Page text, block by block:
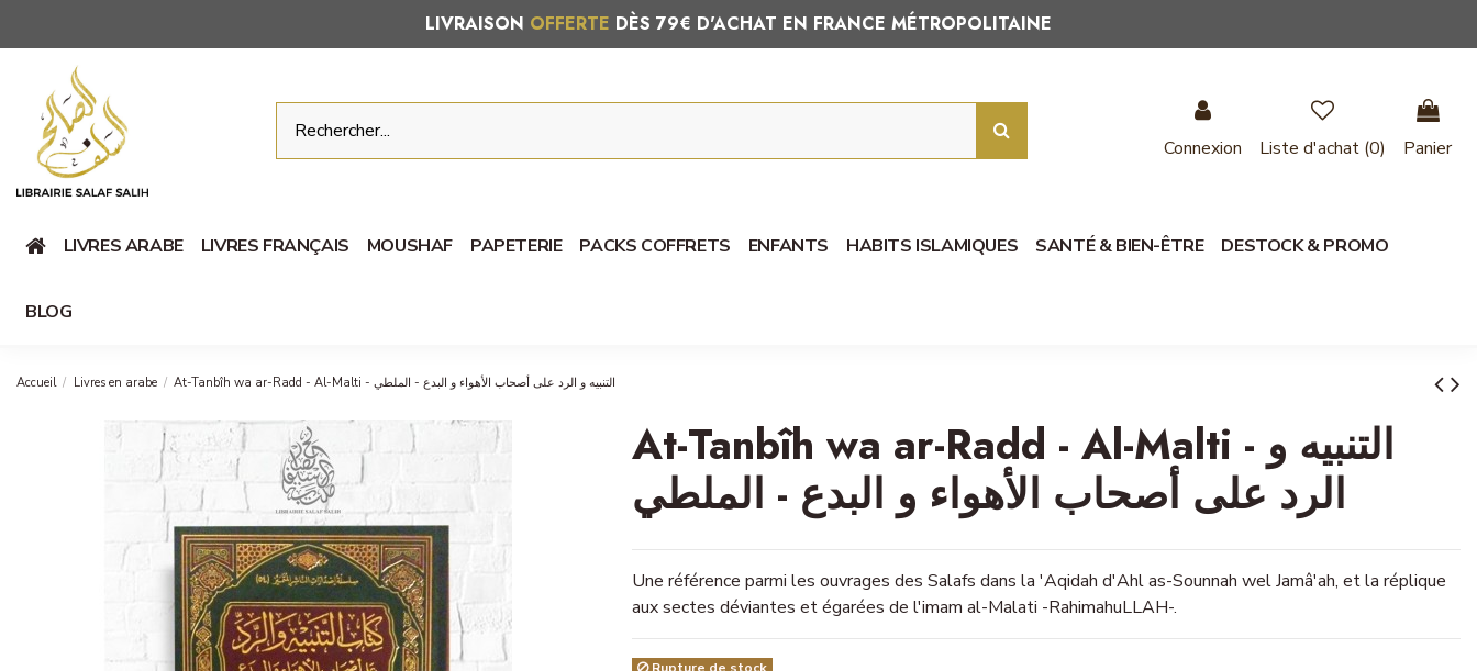
LIVRAISON OFFERTE DÈS 79€ D'ACHAT EN FRANCE MÉTROPOLITAINE
Connexion Liste d'achat (0) Panier
LIVRES ARABE LIVRES FRANÇAIS MOUSHAF PAPETERIE PACKS COFFRETS ENFANTS HABITS ISLAMIQUES SANTÉ & BIEN-ÊTRE DESTOCK & PROMO
BLOG
Accueil Livres en arabe At-Tanbîh wa ar-Radd - Al-Malti - التنبيه و الرد على أصحاب الأهواء و البدع - الملطي
At-Tanbîh wa ar-Radd - Al-Malti - التنبيه و
الرد على أصحاب الأهواء و البدع - الملطي
Une référence parmi les ouvrages des Salafs dans la 'Aqidah d'Ahl as-Sounnah wel Jamâ'ah, et la réplique
aux sectes déviantes et égarées de l'imam al-Malati -RahimahuLLAH-.